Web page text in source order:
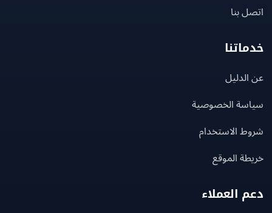
بنا
الخصوصية
الاستخدام
الموقع
العملاء